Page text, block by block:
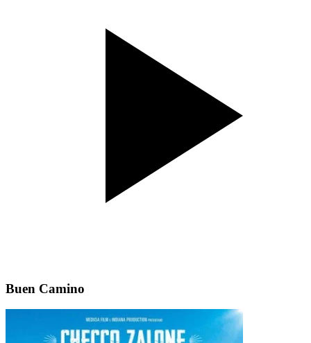
Buen Camino